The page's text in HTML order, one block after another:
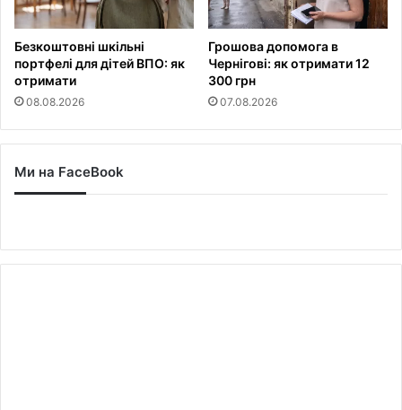
Безкоштовні шкільні
портфелі для дітей ВПО: як
отримати
08.08.2026
Грошова допомога в
Чернігові: як отримати 12
300 грн
07.08.2026
Ми на FaceBook